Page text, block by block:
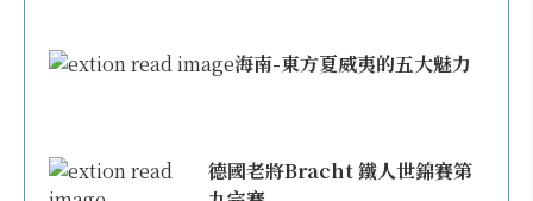
海南-東方夏威夷的五大魅力
德國老將Bracht 鐵人世錦賽第